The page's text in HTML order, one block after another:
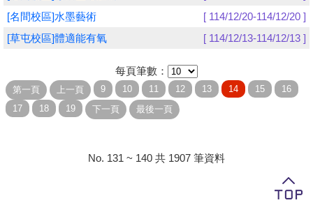
[名間校區]水墨藝術
[ 114/12/20-114/12/20 ]
[草屯校區]體適能有氧
[ 114/12/13-114/12/13 ]
每頁筆數：
No. 131 ~ 140 共 1907 筆資料